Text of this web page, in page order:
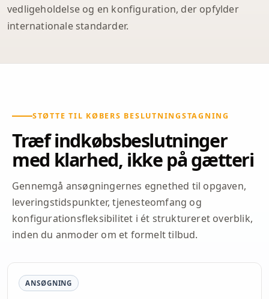
vedligeholdelse og en konfiguration, der opfylder
internationale standarder.
STØTTE TIL KØBERS BESLUTNINGSTAGNING
Træf indkøbsbeslutninger
med klarhed, ikke på gætteri
Gennemgå ansøgningernes egnethed til opgaven,
leveringstidspunkter, tjenesteomfang og
konfigurationsfleksibilitet i ét struktureret overblik,
inden du anmoder om et formelt tilbud.
ANSØGNING